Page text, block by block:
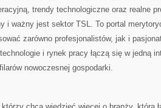
trendy technologiczne oraz realne
i ważny jest sektor TSL. To portal
zarówno profesjonalistów, jak i
i rynek pracy łączą się w jedną
nowoczesnej gospodarki.